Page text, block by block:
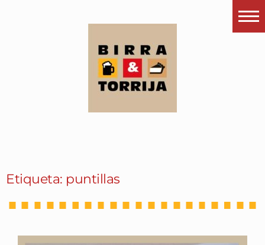
¿Esto que es pués?
Últimas visitas
Todos los garitos
Etiqueta: puntillas